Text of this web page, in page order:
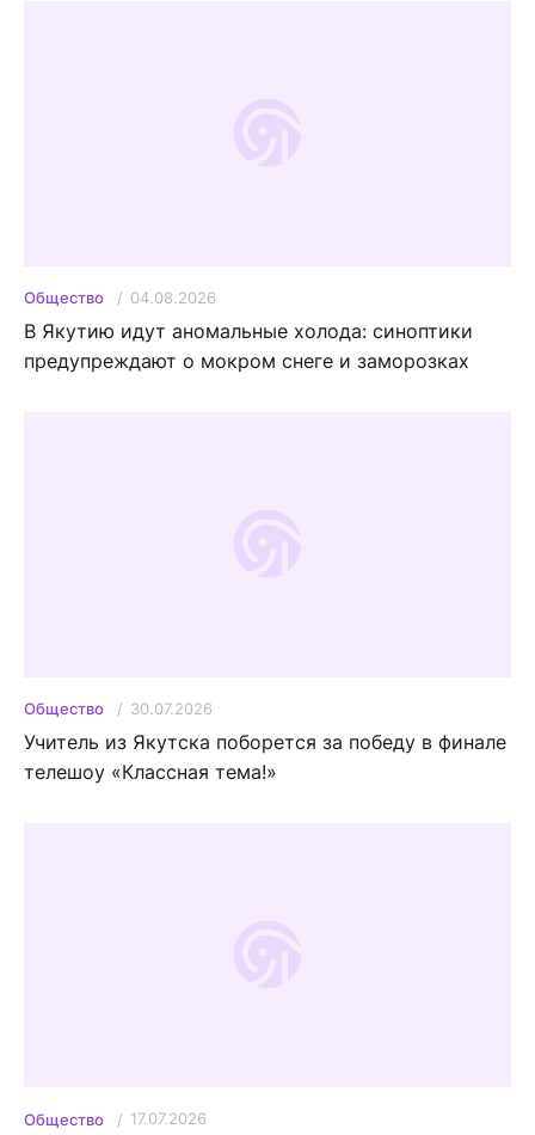
Общество 04.08.2026
В Якутию идут аномальные холода: синоптики
предупреждают о мокром снеге и заморозках
Общество 30.07.2026
Учитель из Якутска поборется за победу в финале
телешоу «Классная тема!»
Общество 17.07.2026